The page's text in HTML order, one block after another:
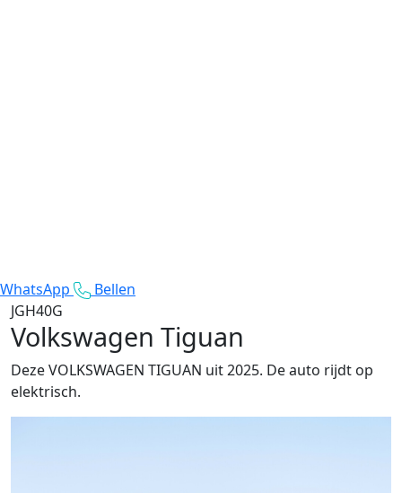
WhatsApp
Bellen
JGH40G
Volkswagen Tiguan
Deze VOLKSWAGEN TIGUAN uit 2025. De auto rijdt op
elektrisch.